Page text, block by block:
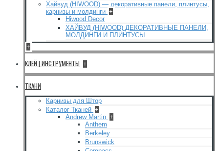
Хайвуд (HIWOOD) — декоративные панели, плинтусы,
карнизы и молдинги +
Hiwood Decor
ХАЙВУД (HIWOOD) ДЕКОРАТИВНЫЕ ПАНЕЛИ,
МОЛДИНГИ И ПЛИНТУСЫ
+
КЛЕЙ | ИНСТРУМЕНТЫ +
ТКАНИ
Карнизы для Штор
Каталог Тканей +
Andrew Martin +
Anthem
Berkeley
Brunswick